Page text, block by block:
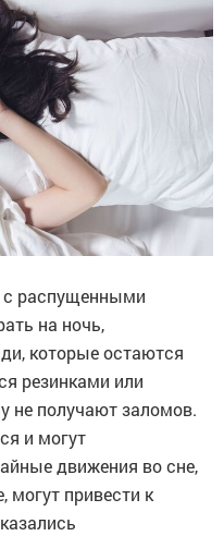
с распущенными
на ночь,
которые остаются
резинками или
не получают заломов.
и могут
движения во сне,
могут привести к